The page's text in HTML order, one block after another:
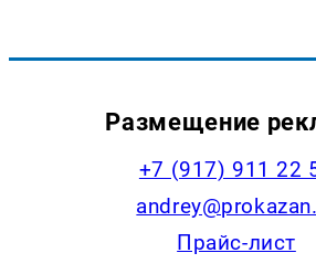
Размещение
+7 (917) 911 22
Прайс-лист